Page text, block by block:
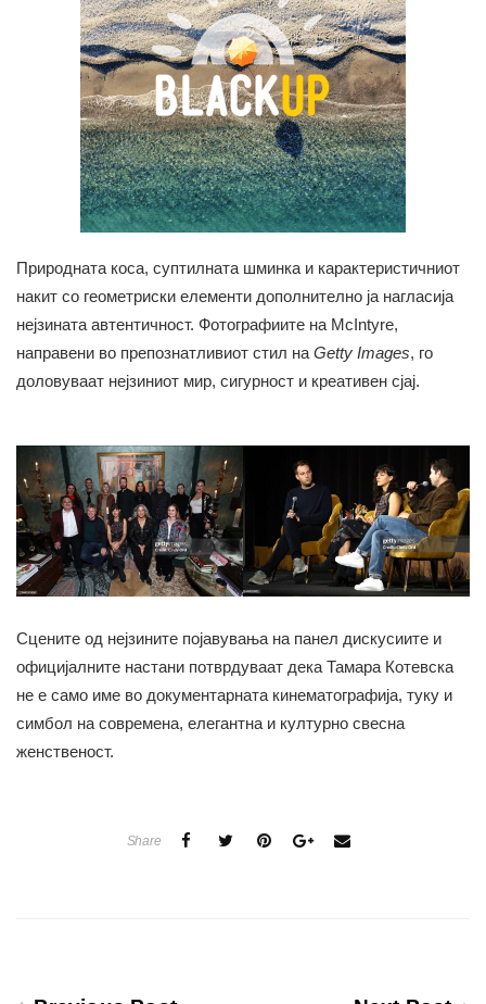
Природната коса, суптилната шминка и карактеристичниот
накит со геометриски елементи дополнително ја нагласија
нејзината автентичност. Фотографиите на McIntyre,
направени во препознатливиот стил на Getty Images, го
доловуваат нејзиниот мир, сигурност и креативен сјај.
Сцените од нејзините појавувања на панел дискусиите и
официјалните настани потврдуваат дека Тамара Котевска
не е само име во документарната кинематографија, туку и
симбол на современа, елегантна и културно свесна
женственост.
Share